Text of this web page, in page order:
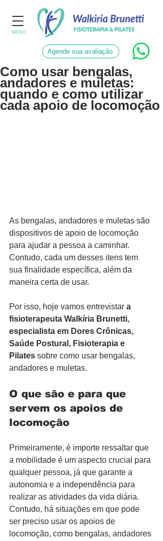
MENU
Agende sua avaliação
Como usar bengalas,
andadores e muletas:
quando e como utilizar
cada apoio de locomoção
As bengalas, andadores e muletas são
dispositivos de apoio de locomoção
para ajudar a pessoa a caminhar.
Contudo, cada um desses itens tem
sua finalidade específica, além da
maneira certa de usar.
Por isso, hoje vamos entrevistar a
fisioterapeuta Walkíria Brunetti,
especialista em Dores Crônicas,
Saúde Postural, Fisioterapia e
Pilates sobre como usar bengalas,
andadores e muletas.
O que são e para que
servem os apoios de
locomoção
Primeiramente, é importe ressaltar que
a mobilidade é um aspecto crucial para
qualquer pessoa, já que garante a
autonomia e a independência para
realizar as atividades da vida diária.
Contudo, há situações em que pode
ser preciso usar os apoios de
locomoção, como bengalas, andadores